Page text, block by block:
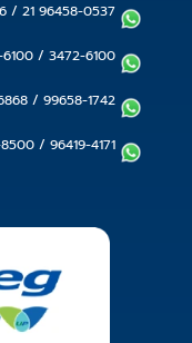
/21 96458-0537
/3472-6100
/99658-1742
8500 /96419-4171